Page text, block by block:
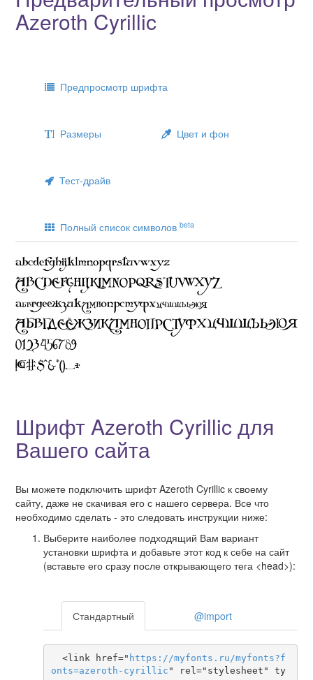
Azeroth Cyrillic
Предпросмотр шрифта
Размеры Цвет и фон
Тест-драйв
Полный список символов beta
Шрифт Azeroth Cyrillic для
Вашего сайта
Вы можете подключить шрифт Azeroth Cyrillic к своему
сайту, даже не скачивая его с нашего сервера. Все что
необходимо сделать - это следовать инструкции ниже:
Выберите наиболее подходящий Вам вариант
установки шрифта и добавьте этот код к себе на сайт
(вставьте его сразу после открывающего тега <head>):
Стандартный @import
  <link href="
https ://myfonts . ru /myfonts?f
onts=azeroth-cyrillic " rel="stylesheet" ty